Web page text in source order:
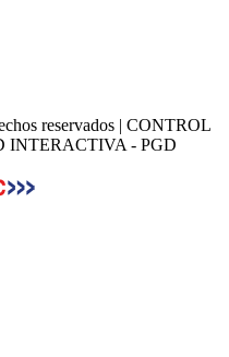
reservados | CONTROL
INTERACTIVA - PGD